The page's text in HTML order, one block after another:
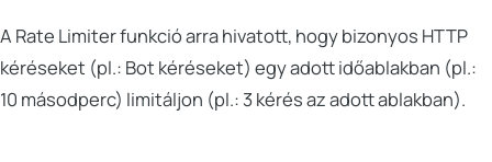
A Rate Limiter funkció arra hivatott, hogy bizonyos HTTP
kéréseket (pl.: Bot kéréseket) egy adott időablakban (pl.:
10 másodperc) limitáljon (pl.: 3 kérés az adott ablakban).